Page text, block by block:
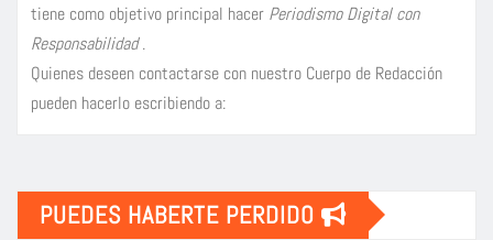
tiene como objetivo principal hacer Periodismo Digital con
Responsabilidad.
Quienes deseen contactarse con nuestro Cuerpo de Redacción
pueden hacerlo escribiendo a:
PUEDES HABERTE PERDIDO